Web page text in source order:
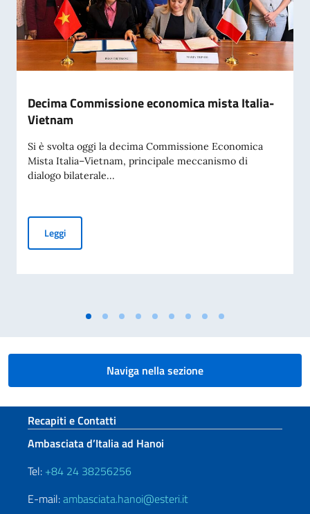
Decima Commissione economica mista Italia-
Vietnam
Si è svolta oggi la decima Commissione Economica
Mista Italia–Vietnam, principale meccanismo di
dialogo bilaterale...
LeggiDecima Commissione economica mista Italia-Vietnam
Naviga nella sezione
Sezione footer
Recapiti e Contatti
Ambasciata d’Italia ad Hanoi
Tel: +84 24 38256256
E-mail:ambasciata.hanoi@esteri.it